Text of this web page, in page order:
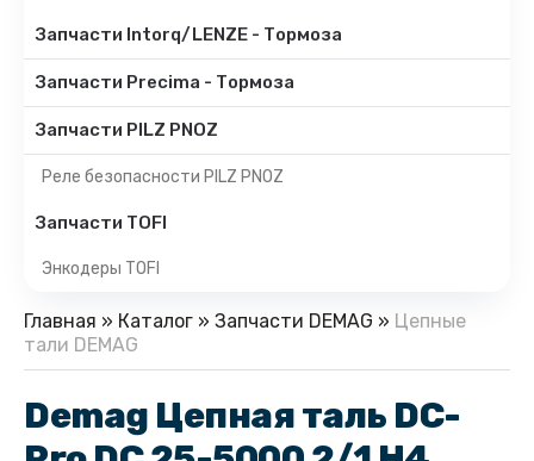
Запчасти Intorq/LENZE - Тормоза
Запчасти Precima - Тормоза
Запчасти PILZ PNOZ
Реле безопасности PILZ PNOZ
Запчасти TOFI
Энкодеры TOFI
Главная » Каталог » Запчасти DEMAG » Цепные
тали DEMAG
Demag Цепная таль DC-